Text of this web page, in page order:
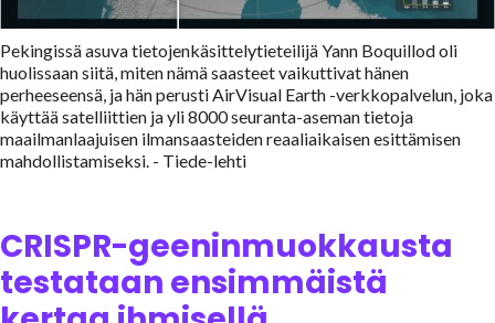
Pekingissä asuva tietojenkäsittelytieteilijä Yann Boquillod oli
huolissaan siitä, miten nämä saasteet vaikuttivat hänen
perheeseensä, ja hän perusti AirVisual Earth -verkkopalvelun, joka
käyttää satelliittien ja yli 8000 seuranta-aseman tietoja
maailmanlaajuisen ilmansaasteiden reaaliaikaisen esittämisen
mahdollistamiseksi. - Tiede-lehti
CRISPR-geeninmuokkausta
testataan ensimmäistä